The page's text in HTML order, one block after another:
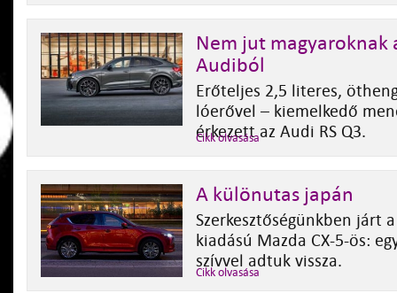
Nem jut
Audiból
Erőteljes 2,5 literes,
lóerővel – kiemelkedő
érkezett az Audi RS Q3.
Cikk olvasása
A különutas japán
Szerkesztőségünkben járt
kiadású Mazda CX-5-ös:
szívvel adtuk vissza.
Cikk olvasása